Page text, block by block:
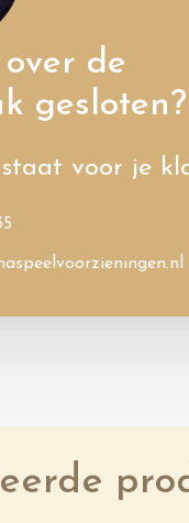
de
gesloten?
voor je